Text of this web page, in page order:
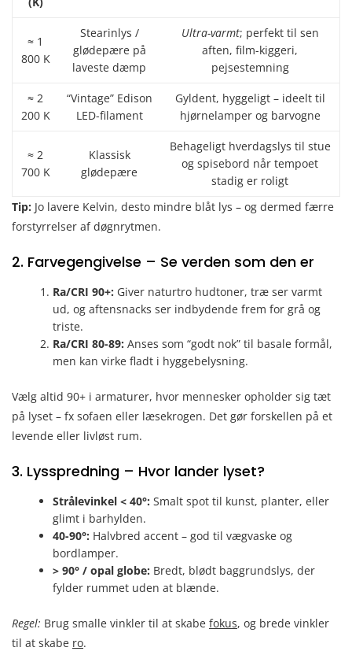
≈ 1
800 K
Stearinlys /
glødepære på
laveste dæmp
Ultra-varmt; perfekt til sen
aften, film-kiggeri,
pejsestemning
≈ 2
200 K
“Vintage” Edison
LED-filament
Gyldent, hyggeligt – ideelt til
hjørnelamper og barvogne
≈ 2
700 K
Klassisk
glødepære
Behageligt hverdagslys til stue
og spisebord når tempoet
stadig er roligt
Tip: Jo lavere Kelvin, desto mindre blåt lys – og dermed færre
forstyrrelser af døgnrytmen.
2. Farvegengivelse – Se verden som den er
Ra/CRI 90+: Giver naturtro hudtoner, træ ser varmt
ud, og aftensnacks ser indbydende frem for grå og
triste.
Ra/CRI 80-89: Anses som “godt nok” til basale formål,
men kan virke fladt i hyggebelysning.
Vælg altid 90+ i armaturer, hvor mennesker opholder sig tæt
på lyset – fx sofaen eller læsekrogen. Det gør forskellen på et
levende eller livløst rum.
3. Lysspredning – Hvor lander lyset?
Strålevinkel < 40°: Smalt spot til kunst, planter, eller
glimt i barhylden.
40-90°: Halvbred accent – god til vægvaske og
bordlamper.
> 90° / opal globe: Bredt, blødt baggrundslys, der
fylder rummet uden at blænde.
Regel: Brug smalle vinkler til at skabe fokus, og brede vinkler
til at skabe ro.